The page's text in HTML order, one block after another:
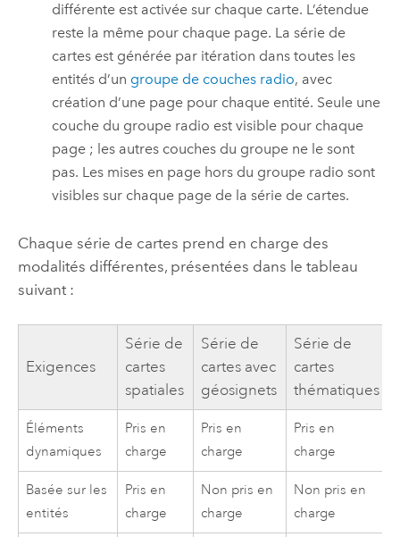
différente est activée sur chaque carte. L’étendue
reste la même pour chaque page. La série de
cartes est générée par itération dans toutes les
entités d’un groupe de couches radio, avec
création d’une page pour chaque entité. Seule une
couche du groupe radio est visible pour chaque
page ; les autres couches du groupe ne le sont
pas. Les mises en page hors du groupe radio sont
visibles sur chaque page de la série de cartes.
Chaque série de cartes prend en charge des
modalités différentes, présentées dans le tableau
suivant :
Exigences
Série de
cartes
spatiales
Série de
cartes avec
géosignets
Série de
cartes
thématiques
Éléments
dynamiques
Pris en
charge
Pris en
charge
Pris en
charge
Basée sur les
entités
Pris en
charge
Non pris en
charge
Non pris en
charge